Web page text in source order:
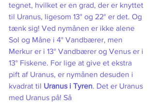
tegnet, hvilket er en grad, der er knyttet
til Uranus, ligesom 13° og 22° er det. Og
tænk sig! Ved nymånen er ikke alene
Sol og Måne i 4° Vandbærer, men
Merkur er i 13° Vandbærer og Venus er i
13° Fiskene. For lige at give et ekstra
pift af Uranus, er nymånen desuden i
kvadrat til Uranus i Tyren. Det er Uranus
med Uranus på! Så